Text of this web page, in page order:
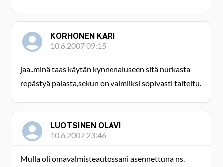
KORHONEN KARI
10.6.2007 09:15
jaa..minä taas käytän kynnenaluseen sitä nurkasta
repästyä palasta,sekun on valmiiksi sopivasti taiteltu.
LUOTSINEN OLAVI
10.6.2007 23:46
Mulla oli omavalmisteautossani asennettuna ns.